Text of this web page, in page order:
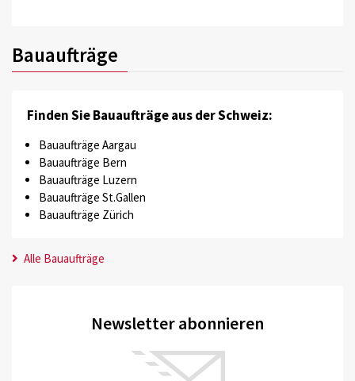
Bauaufträge
Finden Sie Bauaufträge aus der Schweiz:
Bauaufträge Aargau
Bauaufträge Bern
Bauaufträge Luzern
Bauaufträge St.Gallen
Bauaufträge Zürich
Alle Bauaufträge
Newsletter abonnieren